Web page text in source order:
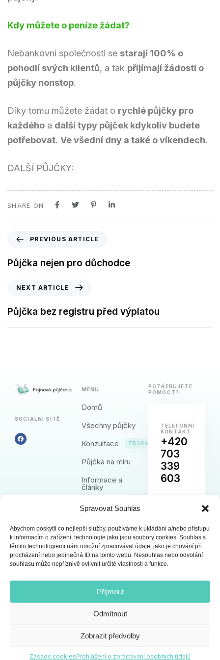
Spravovat Souhlas
Abychom poskytli co nejlepší služby, používáme k ukládání a/nebo přístupu
k informacím o zařízení, technologie jako jsou soubory cookies. Souhlas s
těmito technologiemi nám umožní zpracovávat údaje, jako je chování při
procházení nebo jedinečná ID na tomto webu. Nesouhlas nebo odvolání
souhlasu může nepříznivě ovlivnit určité vlastnosti a funkce.
Příjmout
Odmítnout
Zobrazit předvolby
Zásady cookiesProhlášení o zpracování osobních údajů
Kdy můžete o peníze žádat?
Nebankovní společnosti se starají 100% o
pohodlí svých klientů, a tak přijímají žádosti o
půjčky nonstop.
Díky tomu můžete žádat o rychlé půjčky pro
každého a další typy půjček kdykoliv budete
potřebovat. Ve všední dny a také o víkendech.
DALŠÍ PŮJČKY:
SHARE ON
PREVIOUS ARTICLE
Půjčka nejen pro důchodce
NEXT ARTICLE
Půjčka bez registru před výplatou
SOCIÁLNÍ SÍTĚ
MENU
Domů
Všechny půjčky
Konzultace
ZDARMA
Půjčka na míru
Informace a
články
Kontakt
POTŘEBUJETE
POMOCT?
TELEFONNÍ
KONTAKT
+420
703
339
603
ADRESA
pujcka.cz
Fajnová-půjčka.cz